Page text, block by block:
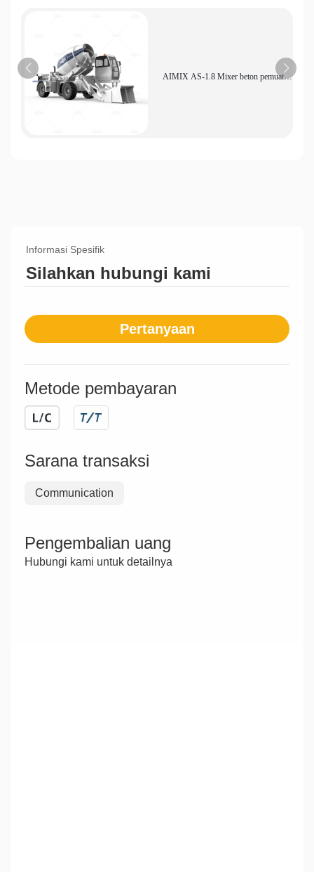
AIMIX AS-1.8 Mixer beton pemuatan
Informasi Spesifik
Silahkan hubungi kami
Pertanyaan
Metode pembayaran
Sarana transaksi
Communication
Pengembalian uang
Hubungi kami untuk detailnya